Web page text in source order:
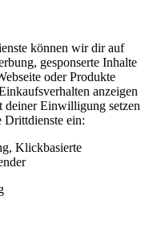
können wir dir auf
gesponserte Inhalte
oder Produkte
anzeigen
deiner Einwilligung setzen
Drittdienste ein:
Klickbasierte